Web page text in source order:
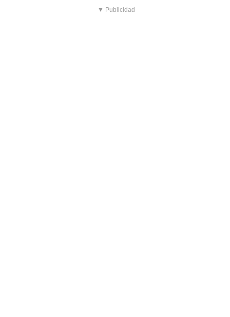
▼ Publicidad